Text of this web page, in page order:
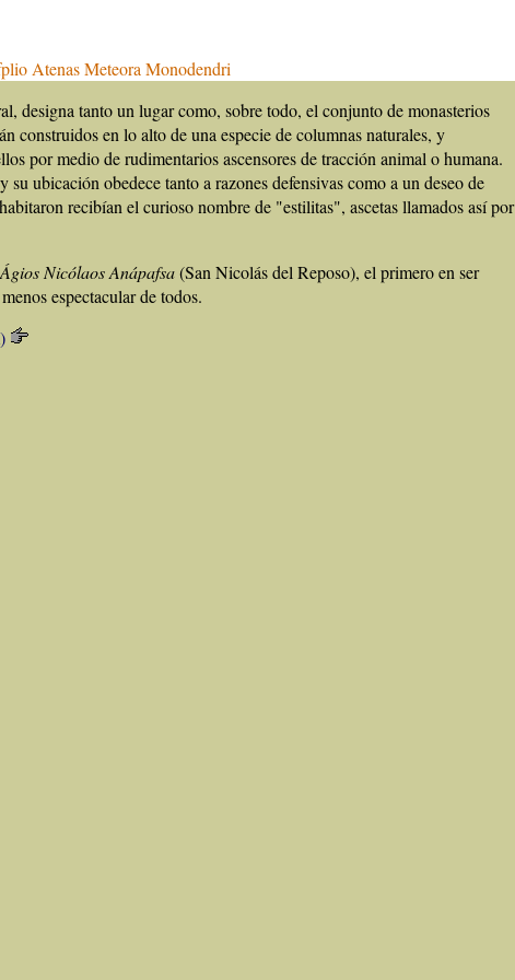
AtenasMeteora Monodendri
designa tanto un lugar como, sobre todo, el conjunto de monasterios
construidos en lo alto de una especie de columnas naturales, y
por medio de rudimentarios ascensores de tracción animal o humana.
ubicación obedece tanto a razones defensivas como a un deseo de
recibían el curioso nombre de "estilitas", ascetas llamados así por
Ágios Nicólaos Anápafsa(San Nicolás del Reposo), el primero en ser
espectacular de todos.